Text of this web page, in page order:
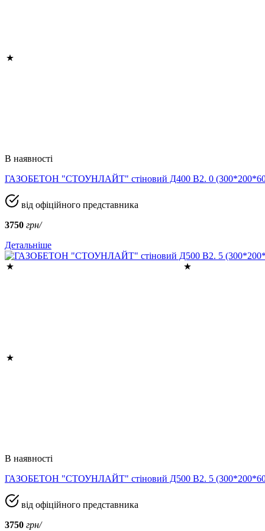
В наявності
ГАЗОБЕТОН "СТОУНЛАЙТ" стіновий Д400 В2. 0
від офіційного представника
3750 грн/
Детальніше
В наявності
ГАЗОБЕТОН "СТОУНЛАЙТ" стіновий Д500 В2. 5
від офіційного представника
3750 грн/